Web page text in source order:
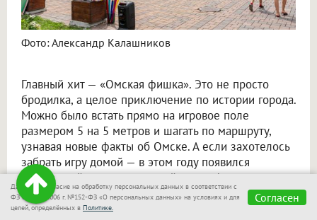
Фото: Александр Калашников
Главный хит — «Омская фишка». Это не просто
бродилка, а целое приключение по истории города.
Можно было встать прямо на игровое поле
размером 5 на 5 метров и шагать по маршруту,
узнавая новые факты об Омске. А если захотелось
забрать игру домой — в этом году появился
настольный вариант, который после фестиваля
поступит в библиотеки.
Даю своё согласие на обработку персональных данных в соответствии с
ФЗ от 27.07.2006 г. №152-ФЗ «О персональных данных» на условиях и для
целей, определённых в Политике.
Согласен